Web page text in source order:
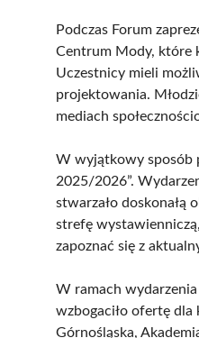
Podczas Forum
Centrum Mody, które
Uczestnicy mieli
projektowania.
mediach
W wyjątkowy sposób
2025/2026”.
stwarzało doskonałą
strefę
zapoznać się z
W ramach
wzbogaciło ofertę dla
Górnośląska,